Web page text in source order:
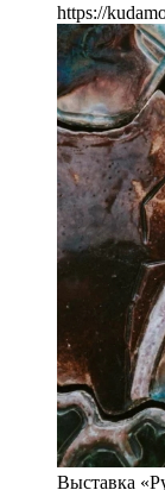
https://
Выставка